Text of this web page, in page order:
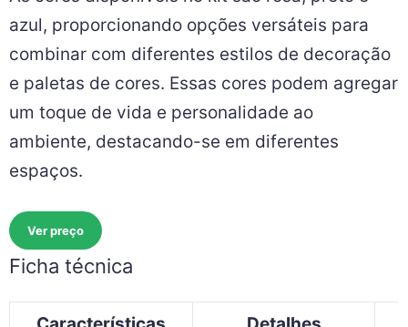
azul, proporcionando opções versáteis para
combinar com diferentes estilos de decoração
e paletas de cores. Essas cores podem agregar
um toque de vida e personalidade ao
ambiente, destacando-se em diferentes
espaços.
Ver preço
Ficha técnica